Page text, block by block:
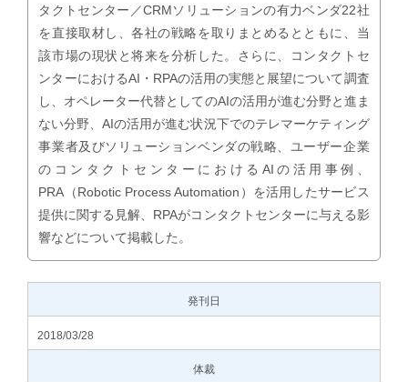
タクトセンター／CRMソリューションの有力ベンダ22社
を直接取材し、各社の戦略を取りまとめるとともに、当
該市場の現状と将来を分析した。さらに、コンタクトセ
ンターにおけるAI・RPAの活用の実態と展望について調査
し、オペレーター代替としてのAIの活用が進む分野と進ま
ない分野、AIの活用が進む状況下でのテレマーケティング
事業者及びソリューションベンダの戦略、ユーザー企業
のコンタクトセンターにおけるAIの活用事例、
PRA（Robotic Process Automation）を活用したサービス
提供に関する見解、RPAがコンタクトセンターに与える影
響などについて掲載した。
発刊日
2018/03/28
体裁